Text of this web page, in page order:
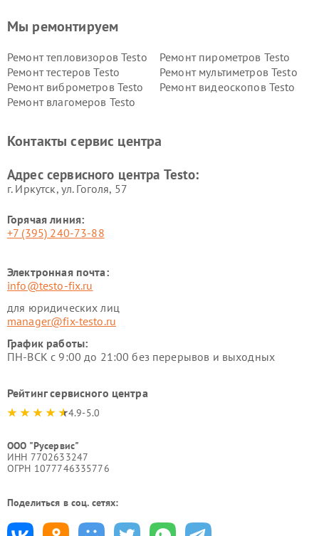
Мы ремонтируем
Ремонт тепловизоров Testo
Ремонт пирометров Testo
Ремонт тестеров Testo
Ремонт мультиметров Testo
Ремонт виброметров Testo
Ремонт видеоскопов Testo
Ремонт влагомеров Testo
Контакты сервис центра
Адрес сервисного центра Testo:
г. Иркутск, ул. ​Гоголя, 57
Горячая линия:
+7 (395) 240-73-88
Электронная почта:
info@testo-fix.ru
для юридических лиц
manager@fix-testo.ru
График работы:
ПН-ВСК с 9:00 до 21:00 без перерывов и выходных
Рейтинг сервисного центра
4.9-5.0
ООО "Русервис"
ИНН 7702633247
ОГРН 1077746335776
Поделиться в соц. сетях: